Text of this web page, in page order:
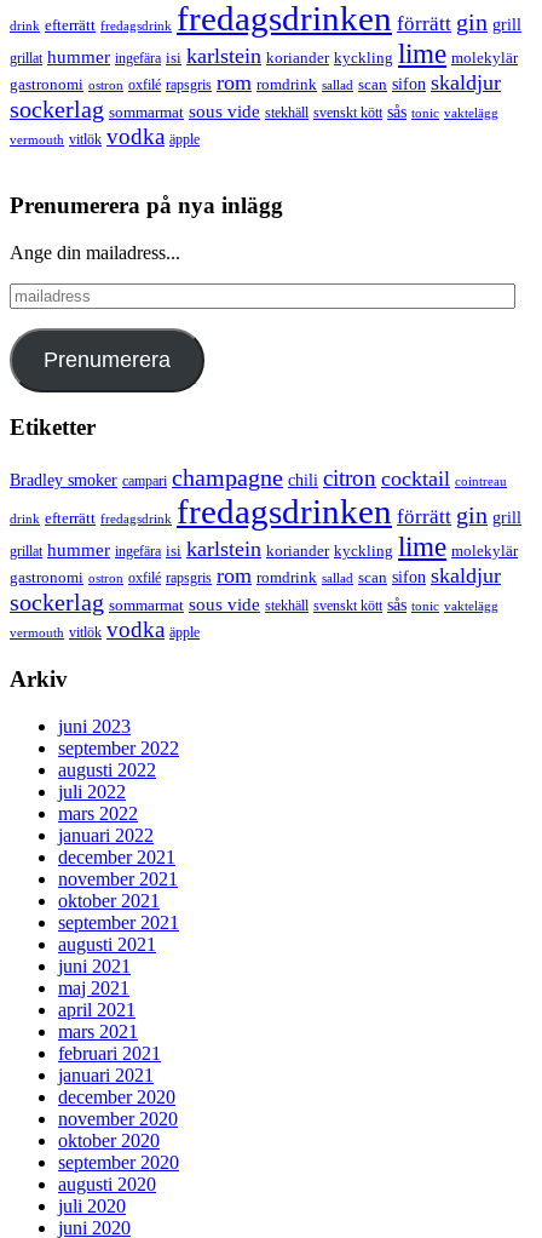
drink efterrätt fredagsdrink fredagsdrinken förrätt gin grill
grillat hummer ingefära isi karlstein koriander kyckling lime molekylär
gastronomi ostron oxfilé rapsgris rom romdrink sallad scan sifon skaldjur
sockerlag sommarmat sous vide stekhäll svenskt kött sås tonic vaktelägg
vermouth vitlök vodka äpple
Prenumerera på nya inlägg
Ange din mailadress...
mailadress
Prenumerera
Etiketter
Bradley smoker campari champagne chili citron cocktail cointreau
drink efterrätt fredagsdrink fredagsdrinken förrätt gin grill
grillat hummer ingefära isi karlstein koriander kyckling lime molekylär
gastronomi ostron oxfilé rapsgris rom romdrink sallad scan sifon skaldjur
sockerlag sommarmat sous vide stekhäll svenskt kött sås tonic vaktelägg
vermouth vitlök vodka äpple
Arkiv
juni 2023
september 2022
augusti 2022
juli 2022
mars 2022
januari 2022
december 2021
november 2021
oktober 2021
september 2021
augusti 2021
juni 2021
maj 2021
april 2021
mars 2021
februari 2021
januari 2021
december 2020
november 2020
oktober 2020
september 2020
augusti 2020
juli 2020
juni 2020